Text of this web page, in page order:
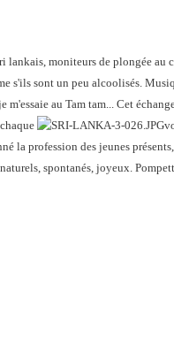
lankais, moniteurs de plongée au
s'ils sont un peu alcoolisés.
au Tam tam... Cet
la profession des jeunes
spontanés, joyeux.